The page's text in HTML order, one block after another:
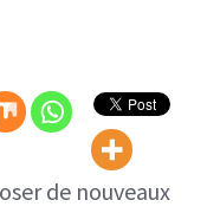
skins
Dune
devraient
de nouveaux